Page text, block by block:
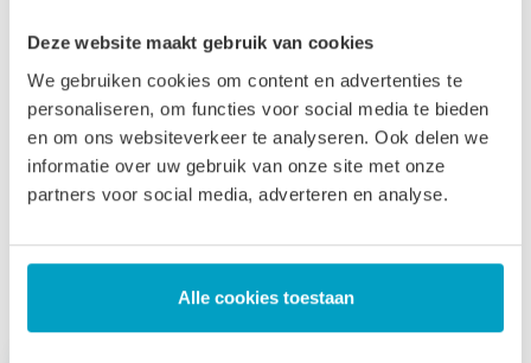
Deze website maakt gebruik van cookies
We gebruiken cookies om content en advertenties te
personaliseren, om functies voor social media te bieden
en om ons websiteverkeer te analyseren. Ook delen we
informatie over uw gebruik van onze site met onze
partners voor social media, adverteren en analyse.
Alle cookies toestaan
Let op , door het flexibele materiaal, kunnen matrassen tot
2% afwijken in afmeting. Maatwerk matrassen zijn niet
direct leverbaar, de productie kost 3-4 weken tijd. Voor onze
voorwaarden betreft maatwerk matrassen verwijzen wij u
naar onze
algemene voorwaarden
Gerelateerde producten